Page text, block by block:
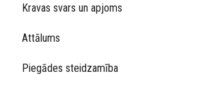
Kravas svars un apjoms
Attālums
Piegādes steidzamība